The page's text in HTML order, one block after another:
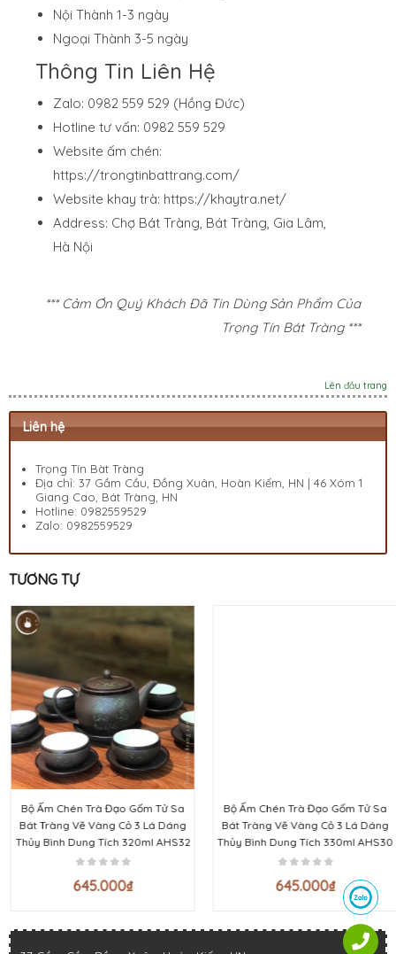
Nội Thành 1-3 ngày
Ngoại Thành 3-5 ngày
Thông Tin Liên Hệ
Zalo: 0982 559 529 (Hồng Đức)
Hotline tư vấn: 0982 559 529
Website ấm chén:
https://trongtinbattrang.com/
Website khay trà: https://khaytra.net/
Address: Chợ Bát Tràng, Bát Tràng, Gia Lâm,
Hà Nội
*** Cảm Ơn Quý Khách Đã Tin Dùng Sản Phẩm Của
Trọng Tín Bát Tràng ***
Lên đầu trang
Liên hệ
Trọng Tín Bàt Tràng
Địa chỉ: 37 Gầm Cầu, Đồng Xuân, Hoàn Kiếm, HN | 46 Xóm 1
Giang Cao, Bát Tràng, HN
Hotline: 0982559529
Zalo: 0982559529
TƯƠNG TỰ
Bộ Ấm Chén Trà Đạo Gốm Tử Sa
Bát Tràng Vẽ Vàng Cỏ 3 Lá Dáng
Thủy Bình Dung Tích 320ml AHS32
645.000₫
Bộ Ấm Chén Trà Đạo Gốm Tử Sa
Bát Tràng Vẽ Vàng Cỏ 3 Lá Dáng
Thủy Bình Dung Tích 330ml AHS30
645.000₫